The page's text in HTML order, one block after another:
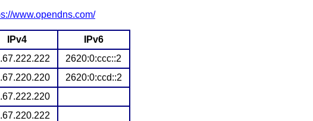
www.opendns.com/
IPv4
IPv6
2620:0:ccc::2
2620:0:ccd::2